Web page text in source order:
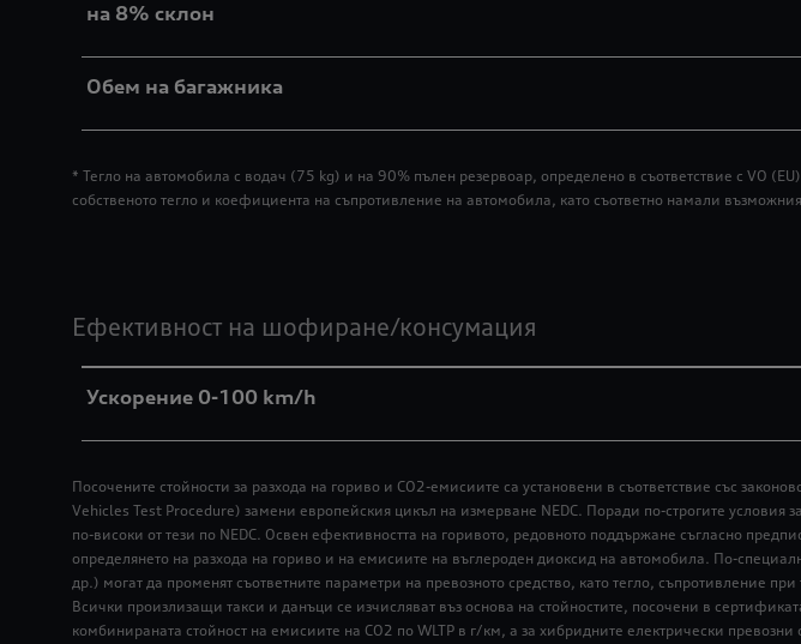
на 8% склон
Обем на багажника
* Тегло на автомобила с водач (75 kg) и на 90% пълен резервоар, определено в съответствие с
собственото тегло и коефициента на съпротивление на автомобила, като съответно намали
Ефективност на шофиране/консумация
Ускорение 0-100 km/h
Посочените стойности за разхода на гориво и СО2-емисиите са установени в съответствие със
Vehicles Test Procedure) замени европейския цикъл на измерване NEDC. Поради по-строгите условия
по-високи от тези по NEDC. Освен ефективността на горивото, редовното поддържане съгласно
определянето на разхода на гориво и на емисиите на въглероден диоксид на автомобила. По-
др.) могат да променят съответните параметри на превозното средство, като тегло, съпротивление
Всички произлизащи такси и данъци се изчисляват въз основа на стойностите, посочени в
комбинираната стойност на емисиите на CO2 по WLTP в г/км, а за хибридните електрически